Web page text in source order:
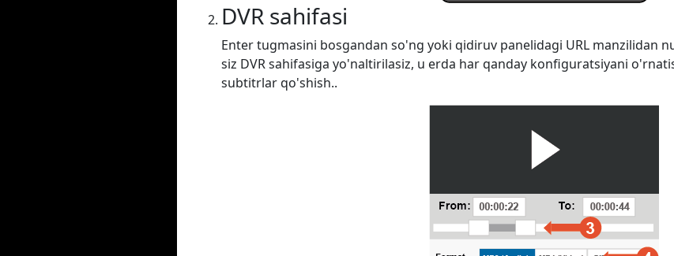
DVR sahifasi
Enter tugmasini bosgandan so'ng yoki qidiruv panelidagi URL manzilidan
siz DVR sahifasiga yo'naltirilasiz, u erda har qanday konfiguratsiyani
subtitrlar qo'shish..